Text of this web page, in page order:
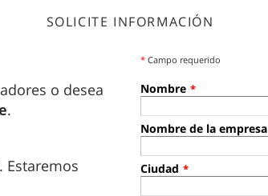
SOLICITE INFORMACIÓN
o desea
.
Estaremos
* Campo requerido
Nombre *
Nombre de la empresa
Ciudad *